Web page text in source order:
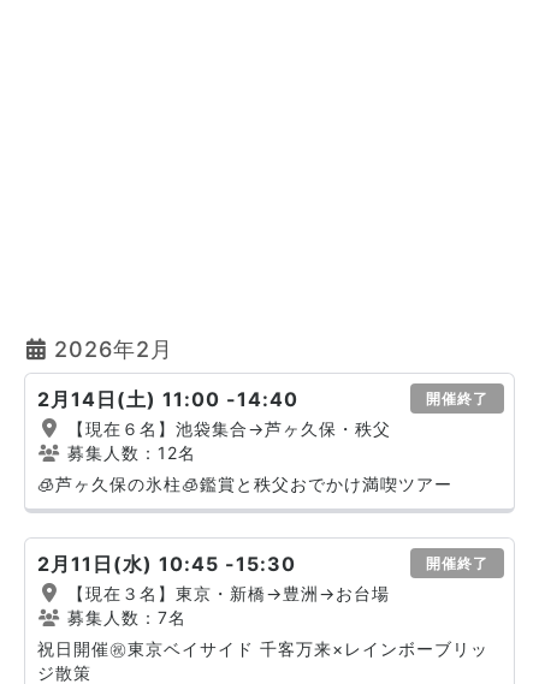
2026年2月
2月14日(土) 11:00 -14:40 開催終了
【現在６名】池袋集合→芦ヶ久保・秩父
募集人数：12名
🧊芦ヶ久保の氷柱🧊鑑賞と秩父おでかけ満喫ツアー
2月11日(水) 10:45 -15:30 開催終了
【現在３名】東京・新橋→豊洲→お台場
募集人数：7名
祝日開催㊗️東京ベイサイド 千客万来×レインボーブリッ
ジ散策